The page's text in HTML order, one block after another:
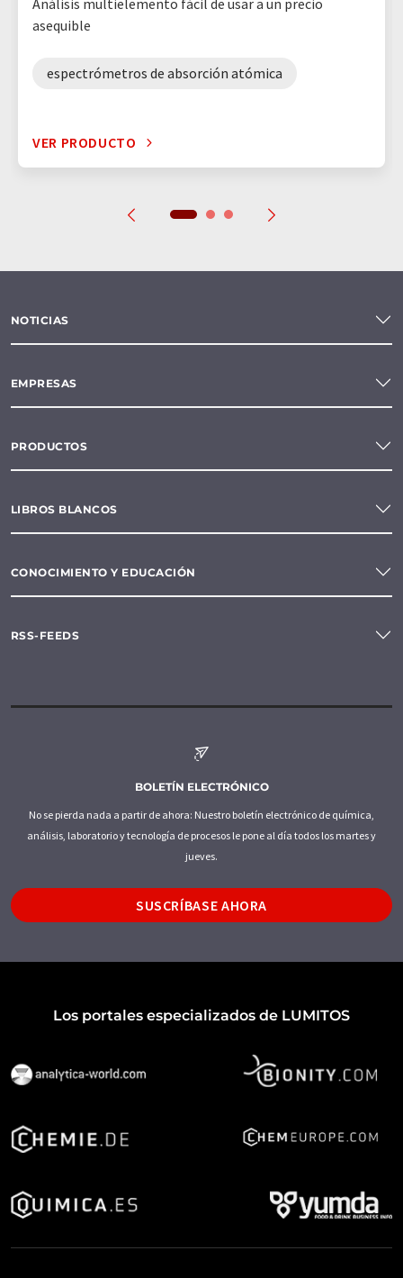
Análisis multielemento fácil de usar a un precio
asequible
espectrómetros de absorción atómica
VER PRODUCTO
NOTICIAS
EMPRESAS
PRODUCTOS
LIBROS BLANCOS
CONOCIMIENTO Y EDUCACIÓN
RSS-FEEDS
BOLETÍN ELECTRÓNICO
No se pierda nada a partir de ahora: Nuestro boletín electrónico de química,
análisis, laboratorio y tecnología de procesos le pone al día todos los martes y
jueves.
SUSCRÍBASE AHORA
Los portales especializados de LUMITOS